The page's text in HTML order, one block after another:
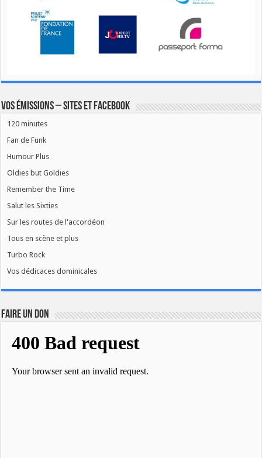
Vos émissions – Sites et Facebook
120 minutes
Fan de Funk
Humour Plus
Oldies but Goldies
Remember the Time
Salut les Sixties
Sur les routes de l'accordéon
Tous en scène et plus
Turbo Rock
Vos dédicaces dominicales
FAIRE UN DON